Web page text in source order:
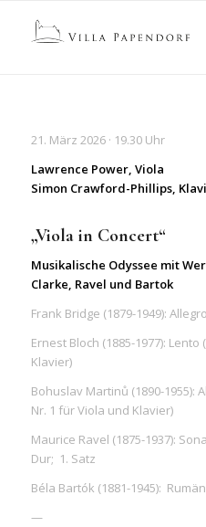
21. März 2026 · 19.30 Uhr
Lawrence Power, Viola
Simon Crawford-Phillips,
„Viola in Concert“
Musikalische Odyssee mit
Clarke, Ravel und Bartok
Frank Bridge (1879-1949):
Ernest Bloch (1885-1977):
Klavier)
Bohuslav Martinů (1890-1955):
Nr. 1 für Viola und Klavier)
Maurice Ravel (1875-1937):
Dur; 1. Satz
Béla Bartók (1881-1945):
—